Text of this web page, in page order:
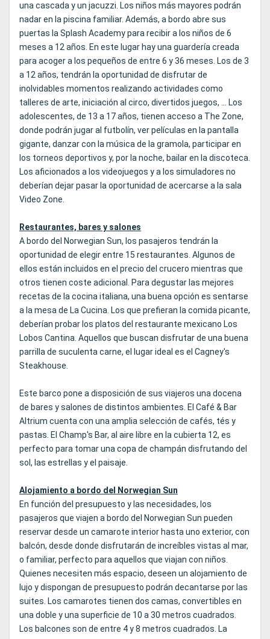
una cascada y un jacuzzi. Los niños más mayores podrán
nadar en la piscina familiar. Además, a bordo abre sus
puertas la Splash Academy para recibir a los niños de 6
meses a 12 años. En este lugar hay una guardería creada
para acoger a los pequeños de entre 6 y 36 meses. Los de 3
a 12 años, tendrán la oportunidad de disfrutar de
inolvidables momentos realizando actividades como
talleres de arte, iniciación al circo, divertidos juegos, … Los
adolescentes, de 13 a 17 años, tienen acceso a The Zone,
donde podrán jugar al futbolín, ver películas en la pantalla
gigante, danzar con la música de la gramola, participar en
los torneos deportivos y, por la noche, bailar en la discoteca.
Los aficionados a los videojuegos y a los simuladores no
deberían dejar pasar la oportunidad de acercarse a la sala
Video Zone.
Restaurantes, bares y salones
A bordo del Norwegian Sun, los pasajeros tendrán la
oportunidad de elegir entre 15 restaurantes. Algunos de
ellos están incluidos en el precio del crucero mientras que
otros tienen coste adicional. Para degustar las mejores
recetas de la cocina italiana, una buena opción es sentarse
a la mesa de La Cucina. Los que prefieran la comida picante,
deberían probar los platos del restaurante mexicano Los
Lobos Cantina. Aquellos que buscan disfrutar de una buena
parrilla de suculenta carne, el lugar ideal es el Cagney's
Steakhouse.
Este barco pone a disposición de sus viajeros una docena
de bares y salones de distintos ambientes. El Café & Bar
Altrium cuenta con una amplia selección de cafés, tés y
pastas. El Champ's Bar, al aire libre en la cubierta 12, es
perfecto para tomar una copa de champán disfrutando del
sol, las estrellas y el paisaje.
Alojamiento a bordo del Norwegian Sun
En función del presupuesto y las necesidades, los
pasajeros que viajen a bordo del Norwegian Sun pueden
reservar desde un camarote interior hasta uno exterior, con
balcón, desde donde disfrutarán de increíbles vistas al mar,
o familiar, perfecto para aquellos que viajan con niños.
Quienes necesiten más espacio, deseen un alojamiento de
lujo y dispongan de presupuesto podrán decantarse por las
suites. Los camarotes tienen dos camas, convertibles en
una doble y una superficie de 10 a 30 metros cuadrados.
Los balcones son de entre 4 y 8 metros cuadrados. La